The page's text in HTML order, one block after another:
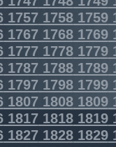
1757 17581759
1767 17681769
1777 17781779
1787 17881789
1797 17981799
1807 18081809
181718181819
182718281829